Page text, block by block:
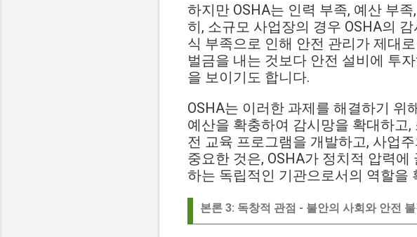
하지만 OSHA는 인력 부족, 예산 부
히, 소규모 사업장의 경우 OSHA의
식 부족으로 인해 안전 관리가 제대
벌금을 내는 것보다 안전 설비에 투
을 보이기도 합니다.
OSHA는 이러한 과제를 해결하기 위
예산을 확충하여 감시망을 확대하고
전 교육 프로그램을 개발하고, 사업
중요한 것은, OSHA가 정치적 압력
하는 독립적인 기관으로서의 역할을
본론 3: 독창적 관점 - 불안의 사회와 안전